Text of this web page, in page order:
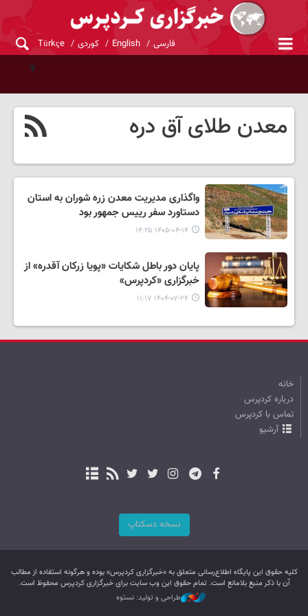
فارسی English کوردی Türkçe
معدن طلای آق دره
واگذاری مدیریت معدن زره شوران به استان
دستاورد سفر رییس جمهور بود
۱۴۰۵-۰۴-۱۴ ۱۴:۲۵
پایان دور باطل شکایات «پویا زرکان آقدره» از
خبرگزاری «کردپرس»
۱۴۰۴-۰۷-۲۴ ۱۱:۱۷
خانه
درباره کردپرس
تماس با کردپرس
آرشیو
نسخه دسکتاپ
کليه حقوق اين پایگاه اطلاع‌رسانی متعلق به «خبرگزاری کردپرس» بوده و هرگونه استفاده از مطالب
آن با ذکر منبع بلامانع است. تمام حقوق این وب سایت برای خبرگزاری کردپرس محفوظ است.
طراحی و تولید: نستوه